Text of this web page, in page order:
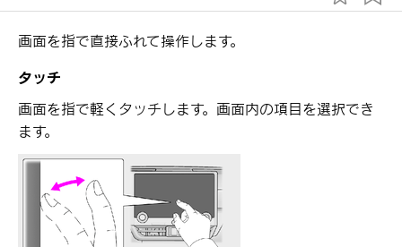
画面を指で直接ふれて操作します。
タッチ
画面を指で軽くタッチします。画面内の項目を選択でき
ます。